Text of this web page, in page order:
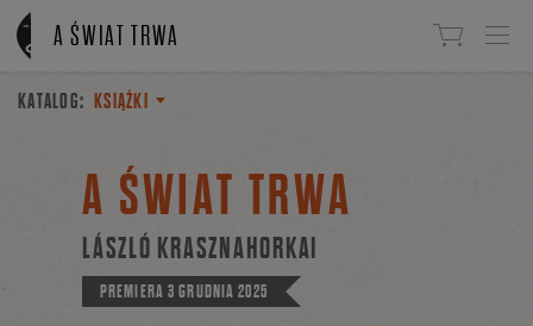
Linki do przejścia
A ŚWIAT TRWA
KATALOG: KSIĄŻKI
A ŚWIAT TRWA
LÁSZLÓ KRASZNAHORKAI
PREMIERA3 GRUDNIA 2025